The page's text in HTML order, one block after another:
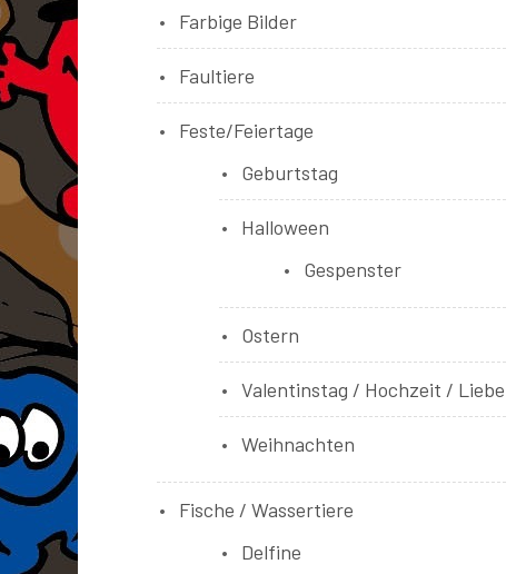
Farbige Bilder
Faultiere
Feste/Feiertage
Geburtstag
Halloween
Gespenster
Ostern
Valentinstag / Hochzeit / Liebe
Weihnachten
Fische / Wassertiere
Delfine